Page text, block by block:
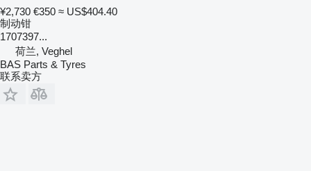
¥2,730 €350 ≈ US$404.40
制动钳
1707397...
荷兰, Veghel
BAS Parts & Tyres
联系卖方